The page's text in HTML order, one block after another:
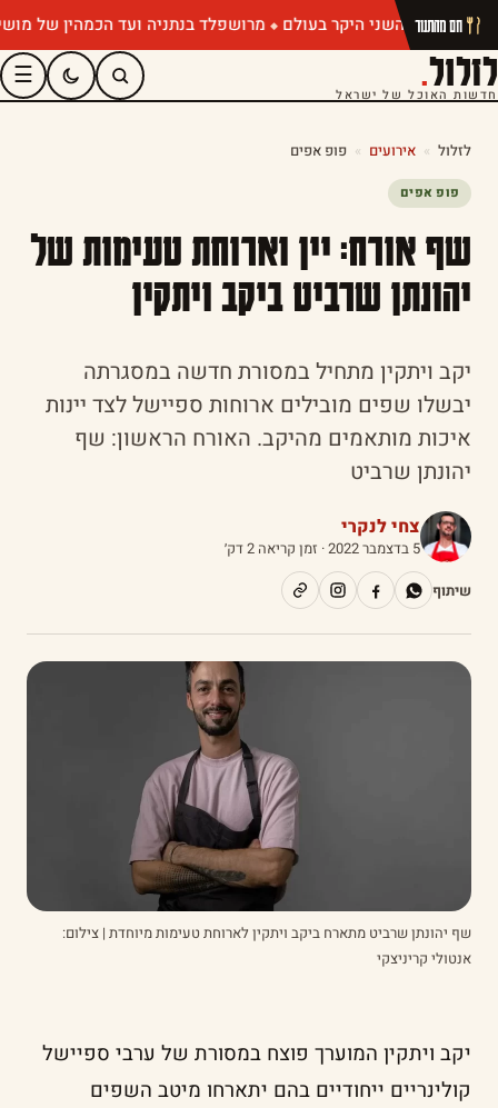
מרושפלד בנתניה ועד הכמהין של מושיק חם מהתנור
לזלול.
חדשות האוכל של ישראל
☰
לזלול » אירועים » פופ אפים
פופ אפים
שף אורח: יין וארוחת טעימות של
יהונתן שרביט ביקב ויתקין
יקב ויתקין מתחיל במסורת חדשה במסגרתה
יבשלו שפים מובילים ארוחות ספיישל לצד יינות
איכות מותאמים מהיקב. האורח הראשון: שף
יהונתן שרביט
צחי לנקרי
5 בדצמבר 2022
· זמן קריאה 2 דק׳
שיתוף
שף יהונתן שרביט מתארח ביקב ויתקין לארוחת טעימות מיוחדת | צילום:
אנטולי קריניצקי
יקב ויתקין המוערך פוצח במסורת של ערבי ספיישל
קולינריים ייחודיים בהם יתארחו מיטב השפים